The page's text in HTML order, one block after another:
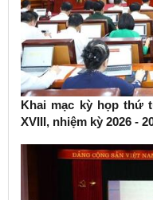
Khai mạc kỳ họp thứ
XVIII, nhiệm kỳ 2026 -